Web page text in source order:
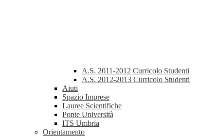
A.S. 2011-2012 Curricolo Studenti
A.S. 2012-2013 Curricolo Studenti
Aiuti
Spazio Imprese
Lauree Scientifiche
Ponte Università
ITS Umbria
Orientamento